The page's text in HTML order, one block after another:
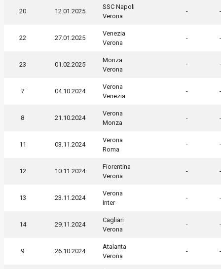
20 12.01.2025
SSC Napoli
Verona
-
22 27.01.2025
Venezia
Verona
-
23 01.02.2025
Monza
Verona
-
7 04.10.2024
Verona
Venezia
-
8 21.10.2024
Verona
Monza
-
11 03.11.2024
Verona
Roma
-
12 10.11.2024
Fiorentina
Verona
-
13 23.11.2024
Verona
Inter
-
14 29.11.2024
Cagliari
Verona
-
9 26.10.2024
Atalanta
Verona
-